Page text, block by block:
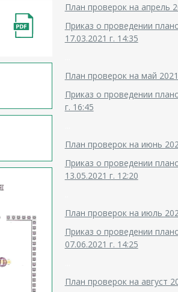
План проверок на апрель
Приказ о проведении
17.03.2021 г. 14:35
План проверок на май
Приказ о проведении
г. 16:45
План проверок на июнь
Приказ о проведении
13.05.2021 г. 12:20
План проверок на июль
Приказ о проведении
07.06.2021 г. 14:25
План проверок на август